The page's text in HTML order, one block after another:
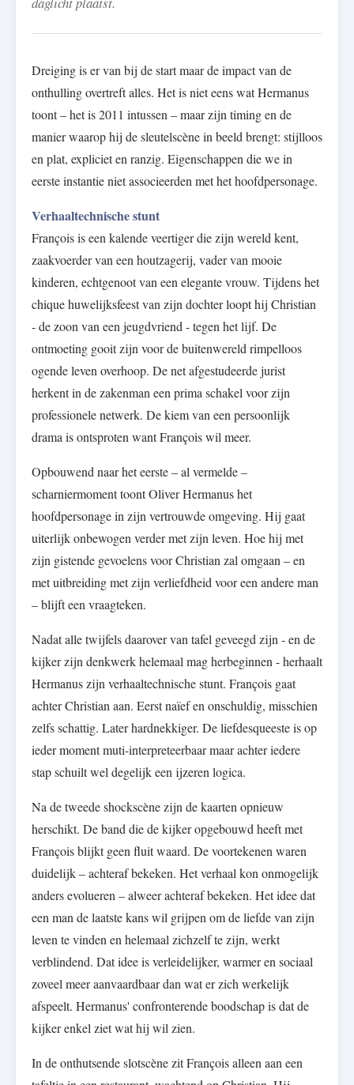
Dreiging is er van bij de start maar de impact van de
onthulling overtreft alles. Het is niet eens wat Hermanus
toont – het is 2011 intussen – maar zijn timing en de
manier waarop hij de sleutelscène in beeld brengt: stijlloos
en plat, expliciet en ranzig. Eigenschappen die we in
eerste instantie niet associeerden met het hoofdpersonage.
Verhaaltechnische stunt
François is een kalende veertiger die zijn wereld kent,
zaakvoerder van een houtzagerij, vader van mooie
kinderen, echtgenoot van een elegante vrouw. Tijdens het
chique huwelijksfeest van zijn dochter loopt hij Christian
- de zoon van een jeugdvriend - tegen het lijf. De
ontmoeting gooit zijn voor de buitenwereld rimpelloos
ogende leven overhoop. De net afgestudeerde jurist
herkent in de zakenman een prima schakel voor zijn
professionele netwerk. De kiem van een persoonlijk
drama is ontsproten want François wil meer.
Opbouwend naar het eerste – al vermelde –
scharniermoment toont Oliver Hermanus het
hoofdpersonage in zijn vertrouwde omgeving. Hij gaat
uiterlijk onbewogen verder met zijn leven. Hoe hij met
zijn gistende gevoelens voor Christian zal omgaan – en
met uitbreiding met zijn verliefdheid voor een andere man
– blijft een vraagteken.
Nadat alle twijfels daarover van tafel geveegd zijn - en de
kijker zijn denkwerk helemaal mag herbeginnen - herhaalt
Hermanus zijn verhaaltechnische stunt. François gaat
achter Christian aan. Eerst naïef en onschuldig, misschien
zelfs schattig. Later hardnekkiger. De liefdesqueeste is op
ieder moment muti-interpreteerbaar maar achter iedere
stap schuilt wel degelijk een ijzeren logica.
Na de tweede shockscène zijn de kaarten opnieuw
herschikt. De band die de kijker opgebouwd heeft met
François blijkt geen fluit waard. De voortekenen waren
duidelijk – achteraf bekeken. Het verhaal kon onmogelijk
anders evolueren – alweer achteraf bekeken. Het idee dat
een man de laatste kans wil grijpen om de liefde van zijn
leven te vinden en helemaal zichzelf te zijn, werkt
verblindend. Dat idee is verleidelijker, warmer en sociaal
zoveel meer aanvaardbaar dan wat er zich werkelijk
afspeelt. Hermanus' confronterende boodschap is dat de
kijker enkel ziet wat hij wil zien.
In de onthutsende slotscène zit François alleen aan een